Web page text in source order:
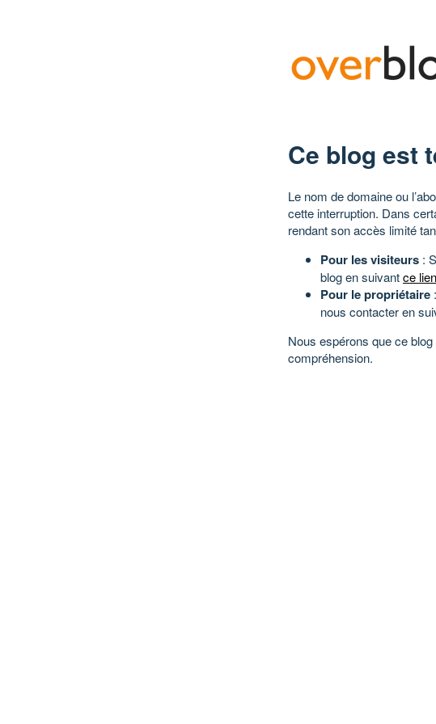
Ce blog est
Le nom de domaine ou
cette interruption. Dans
rendant son accès limité
Pour les visiteurs :
blog en suivantce lien
Pour le propriétaire
nous contacter en
Nous espérons que ce
compréhension.